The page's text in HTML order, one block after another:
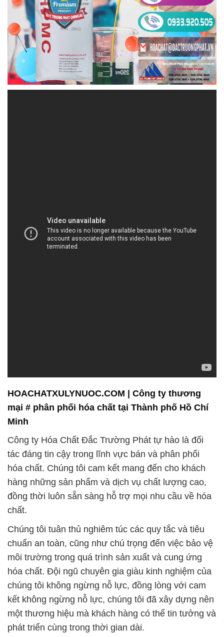
HOACHATXULYNUOC.COM | Công ty thương
mại # phân phối hóa chất tại Thành phố Hồ Chí
Minh
Công ty Hóa Chất Đắc Trường Phát tự hào là đối
tác đáng tin cậy trong lĩnh vực bán và phân phối
hóa chất. Chúng tôi cam kết mang đến cho khách
hàng những sản phẩm và dịch vụ chất lượng cao,
đồng thời luôn sẵn sàng hỗ trợ mọi nhu cầu về hóa
chất.
Chúng tôi tuân thủ nghiêm túc các quy tắc và tiêu
chuẩn an toàn, cũng như chú trọng đến việc bảo vệ
môi trường trong quá trình sản xuất và cung ứng
hóa chất. Đội ngũ chuyên gia giàu kinh nghiệm của
chúng tôi không ngừng nỗ lực, đồng lòng với cam
kết không ngừng nỗ lực, chúng tôi đã xây dựng nên
một thương hiệu mà khách hàng có thể tin tưởng và
phát triển cùng trong thời gian dài.